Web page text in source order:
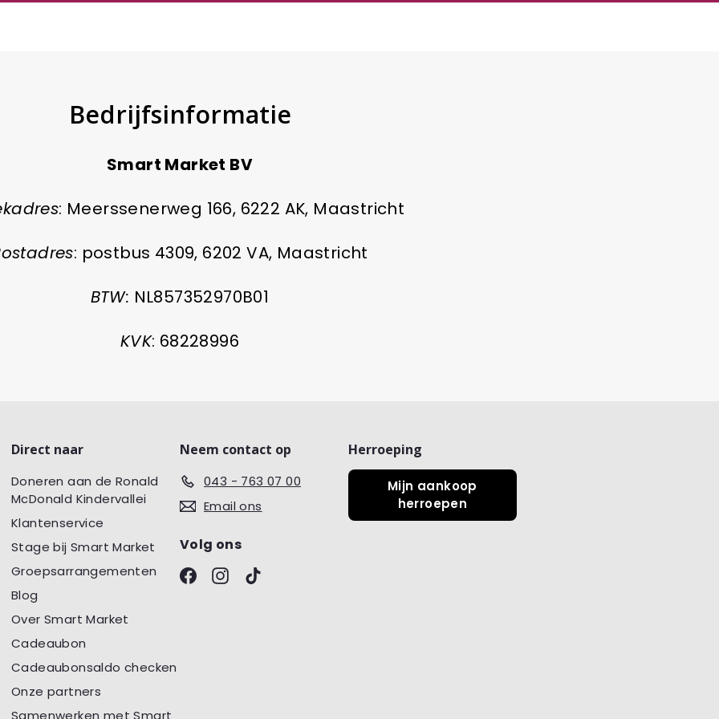
Bedrijfsinformatie
Smart Market BV
: Meerssenerweg 166, 6222 AK, Maastricht
: postbus 4309, 6202 VA, Maastricht
BTW: NL857352970B01
KVK: 68228996
Direct naar
Doneren aan de Ronald
McDonald Kindervallei
Klantenservice
Stage bij Smart Market
Groepsarrangementen
Blog
Over Smart Market
Cadeaubon
Cadeaubonsaldo checken
Onze partners
Samenwerken met Smart
Neem contact op
043 - 763 07 00
Email ons
Volg ons
FacebookInstagram
TikTok
Herroeping
Mijn aankoop
herroepen